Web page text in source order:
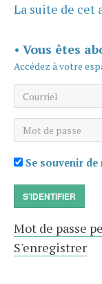
La suite de cet
• Vous êtes
Accédez à votre
Courriel
Mot de passe
Se souvenir de
S'IDENTIFIER
Mot de passe
S'enregistrer